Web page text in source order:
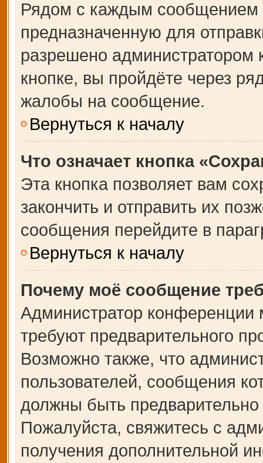
Рядом с каждым сообщением
предназначенную для
разрешено
кнопке, вы пройдёте через
жалобы на сообщение.
Вернуться к началу
Что означает кнопка
Эта кнопка позволяет вам
закончить и отправить их
сообщения перейдите в
Вернуться к началу
Почему моё сообщение
Администратор
требуют предварительного
Возможно также, что
пользователей, сообщения
должны быть
Пожалуйста, свяжитесь с
получения дополнительной